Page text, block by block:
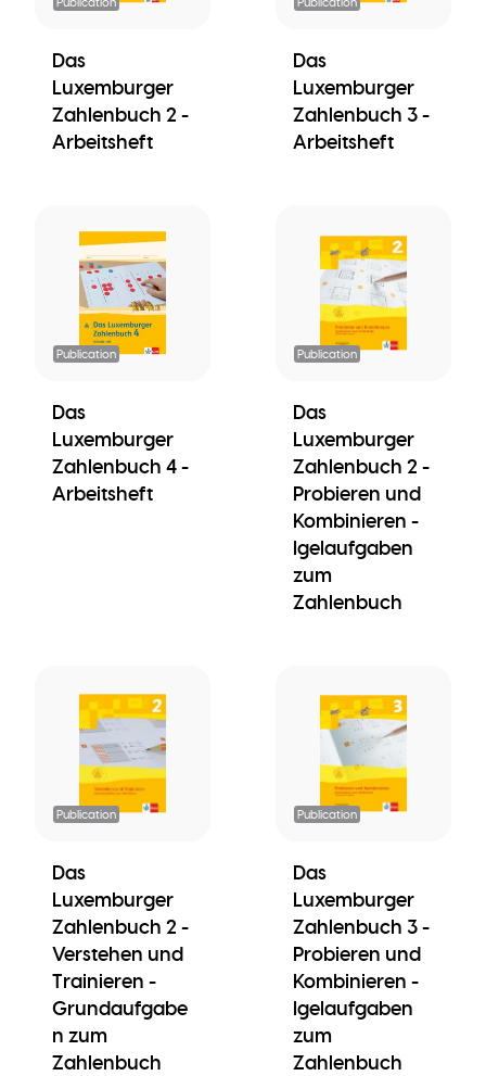
Das
Luxemburger
Zahlenbuch 2 -
Arbeitsheft
Das
Luxemburger
Zahlenbuch 3 -
Arbeitsheft
Publication
Das
Luxemburger
Zahlenbuch 4 -
Arbeitsheft
Publication
Das
Luxemburger
Zahlenbuch 2 -
Probieren und
Kombinieren -
Igelaufgaben
zum
Zahlenbuch
Publication
Das
Luxemburger
Zahlenbuch 2 -
Verstehen und
Trainieren -
Grundaufgabe
n zum
Zahlenbuch
Publication
Das
Luxemburger
Zahlenbuch 3 -
Probieren und
Kombinieren -
Igelaufgaben
zum
Zahlenbuch